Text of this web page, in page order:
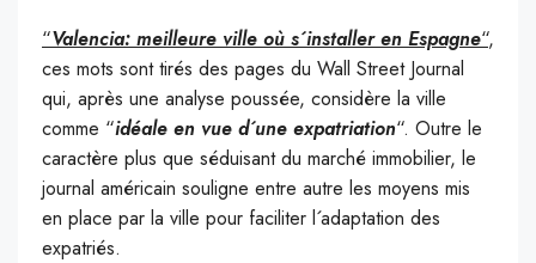
“Valencia: meilleure ville où s´installer en Espagne“,
ces mots sont tirés des pages du Wall Street Journal
qui, après une analyse poussée, considère la ville
comme “idéale en vue d´une expatriation“. Outre le
caractère plus que séduisant du marché immobilier, le
journal américain souligne entre autre les moyens mis
en place par la ville pour faciliter l´adaptation des
expatriés.